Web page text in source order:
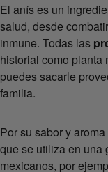
El anís es un
salud, desde
inmune. Todas las
historial como planta
puedes sacarle
familia.
Por su sabor y
que se utiliza en una
mexicanos, por